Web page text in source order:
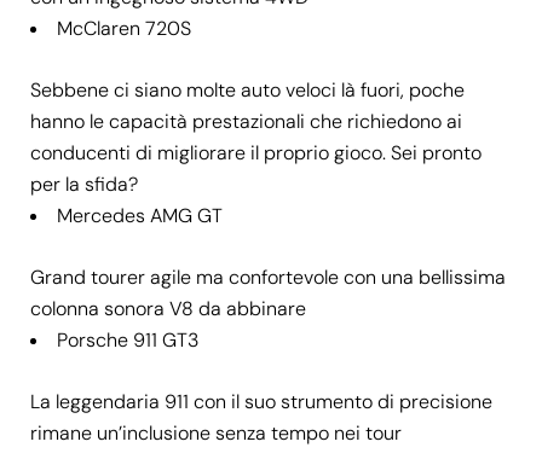
McClaren 720S
Sebbene ci siano molte auto veloci là fuori, poche
hanno le capacità prestazionali che richiedono ai
conducenti di migliorare il proprio gioco. Sei pronto
per la sfida?
Mercedes AMG GT
Grand tourer agile ma confortevole con una bellissima
colonna sonora V8 da abbinare
Porsche 911 GT3
La leggendaria 911 con il suo strumento di precisione
rimane un’inclusione senza tempo nei tour